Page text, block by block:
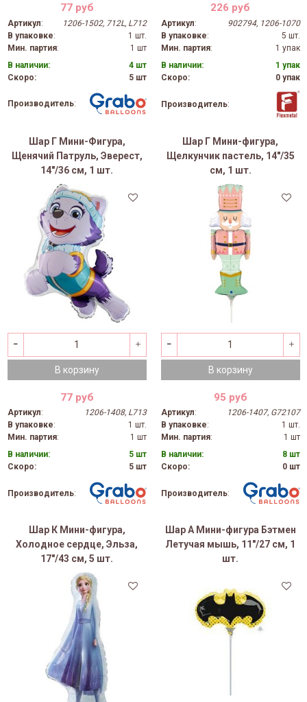
77 руб
Артикул:
1206-1502, 712L, L712
В упаковке:
1 шт.
Мин. партия:
1 шт
В наличии:
4 шт
Скоро:
5 шт
Производитель:
226 руб
Артикул:
902794, 1206-1070
В упаковке:
5 шт.
Мин. партия:
1 упак
В наличии:
1 упак
Скоро:
0 упак
Производитель:
Шар Г Мини-Фигура,
Щенячий Патруль, Эверест,
14"/36 см, 1 шт.
В корзину
77 руб
Артикул:
1206-1408, L713
В упаковке:
1 шт.
Мин. партия:
1 шт
В наличии:
5 шт
Скоро:
5 шт
Производитель:
Шар Г Мини-фигура,
Щелкунчик пастель, 14"/35
см, 1 шт.
В корзину
95 руб
Артикул:
1206-1407, G72107
В упаковке:
1 шт.
Мин. партия:
1 шт
В наличии:
8 шт
Скоро:
0 шт
Производитель:
Шар К Мини-фигура,
Холодное сердце, Эльза,
17"/43 см, 5 шт.
Шар А Мини-фигура Бэтмен
Летучая мышь, 11"/27 см, 1
шт.